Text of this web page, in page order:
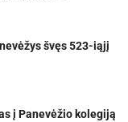
švęs 523-iąjį
į Panevėžio kolegiją